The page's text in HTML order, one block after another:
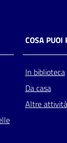
COSA PUOI
In biblioteca
Da casa
Altre attività